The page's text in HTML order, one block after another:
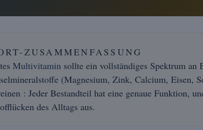
ZUSAMMENFASSUNG
Multivitamin sollte ein vollständiges Spektrum
(Magnesium, Zink, Calcium, Eisen,
: Jeder Bestandteil hat eine genaue Funktion,
des Alltags aus.